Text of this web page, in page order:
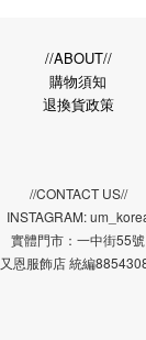
//ABOUT//
購物須知
退換貨政策
//CONTACT US//
INSTAGRAM:
實體門市：一中街55號
又恩服飾店 統編